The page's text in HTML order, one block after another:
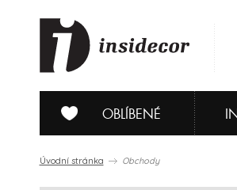
OBLÍBENÉ
Úvodní stránka Obchody